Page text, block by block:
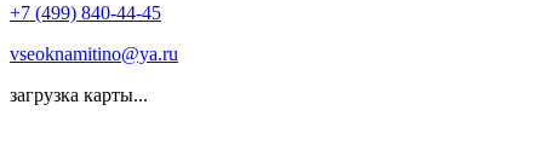
+7 (499) 840-44-45
vseoknamitino@ya.ru
загрузка карты...